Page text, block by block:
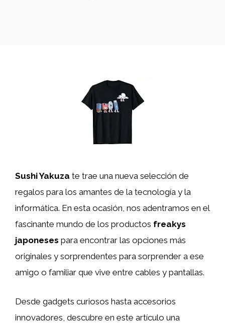
Sushi Yakuza te trae una nueva selección de
regalos para los amantes de la tecnología y la
informática. En esta ocasión, nos adentramos en el
fascinante mundo de los productos freakys
japoneses para encontrar las opciones más
originales y sorprendentes para sorprender a ese
amigo o familiar que vive entre cables y pantallas.
Desde gadgets curiosos hasta accesorios
innovadores, descubre en este artículo una